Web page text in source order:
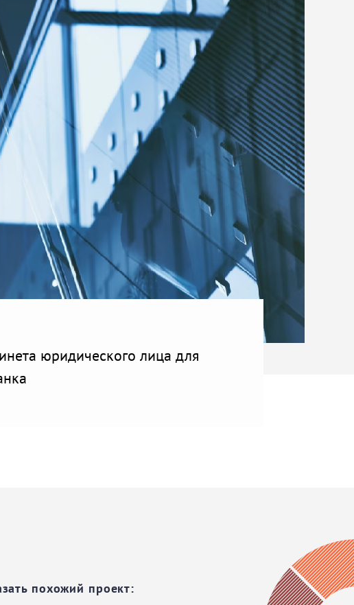
юридического лица для
похожий проект: